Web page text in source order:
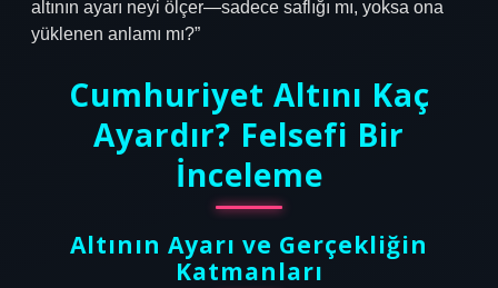
altının ayarı neyi ölçer—sadece saflığı mı, yoksa ona
yüklenen anlamı mı?”
Cumhuriyet Altını Kaç
Ayardır? Felsefi Bir
İnceleme
Altının Ayarı ve Gerçekliğin
Katmanları